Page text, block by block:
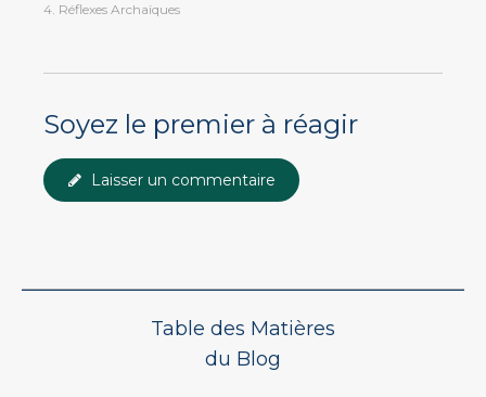
4. Réflexes Archaïques
Soyez le premier à réagir
Laisser un commentaire
Table des Matières
du Blog